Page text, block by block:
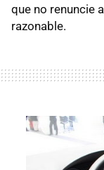
que no renuncie
razonable.